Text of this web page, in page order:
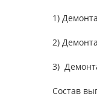
1)
2)
3)
Состав